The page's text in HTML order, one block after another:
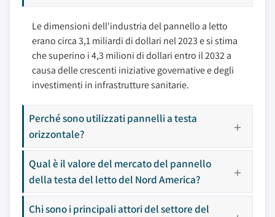
Le dimensioni dell'industria del pannello a letto
erano circa 3,1 miliardi di dollari nel 2023 e si stima
che superino i 4,3 milioni di dollari entro il 2032 a
causa delle crescenti iniziative governative e degli
investimenti in infrastrutture sanitarie.
Perché sono utilizzati pannelli a testa
orizzontale?
Qual è il valore del mercato del pannello
della testa del letto del Nord America?
Chi sono i principali attori del settore del